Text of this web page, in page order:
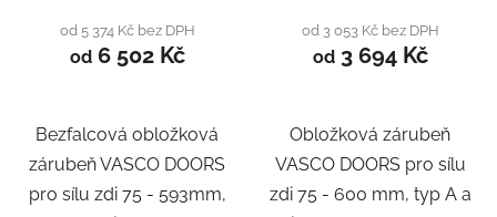
od 5 374 Kč bez DPH
od6 502 Kč
Bezfalcová obložková
zárubeň VASCO DOORS
pro sílu zdi 75 - 593mm,
od 3 053 Kč bez DPH
od3 694 Kč
Obložková zárubeň
VASCO DOORS pro sílu
zdi 75 - 600 mm, typ A a